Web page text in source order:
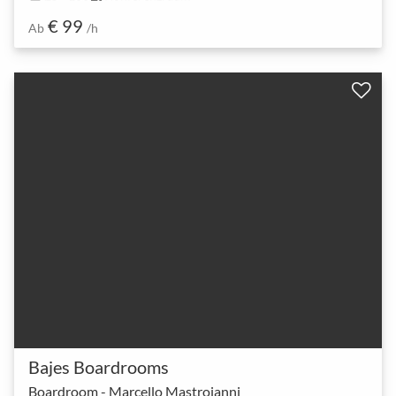
Ab € 99 /h
Bajes Boardrooms
Boardroom - Marcello Mastroianni